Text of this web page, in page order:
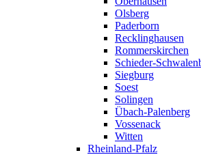
Olsberg
Paderborn
Recklinghausen
Rommerskirchen
Schieder-
Siegburg
Soest
Solingen
Übach-Palenberg
Vossenack
Witten
Rheinland-Pfalz